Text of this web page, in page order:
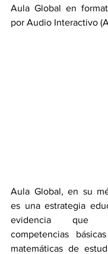
Aula Global en
por Audio Interactivo
Aula Global, en su
es una estrategia
evidencia que
competencias
matemáticas de